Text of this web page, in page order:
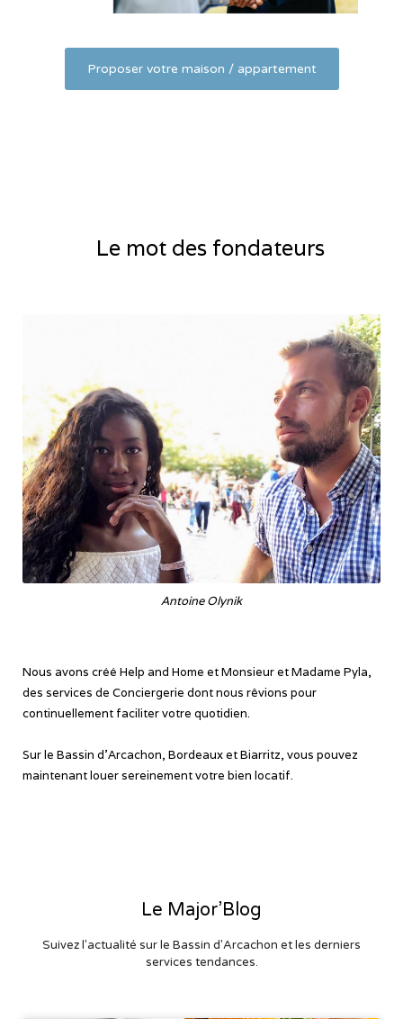
Proposer votre maison / appartement
Le mot des fondateurs
Antoine Olynik
Nous avons créé Help and Home et Monsieur et Madame Pyla,
des services de Conciergerie dont nous rêvions pour
continuellement faciliter votre quotidien.
Sur le Bassin d'Arcachon, Bordeaux et Biarritz, vous pouvez
maintenant louer sereinement votre bien locatif.
Le Major’Blog
Suivez l'actualité sur le Bassin d'Arcachon et les derniers
services tendances.